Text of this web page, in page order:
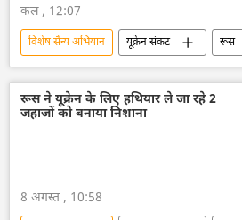
कल , 12:07
विशेष सैन्य अभियान यूक्रेन संकट
रूस
यूक्रेन
रूसी सेना
रूस ने यूक्रेन के लिए हथियार ले जा रहे 2
जहाजों को बनाया निशाना
8 अगस्त , 10:58